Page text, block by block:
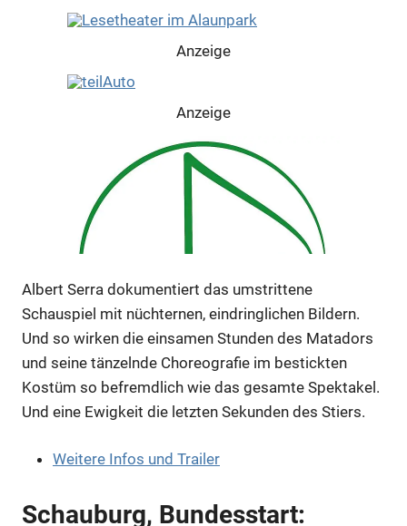
Anzeige
Anzeige
Anzeige
Albert Serra dokumentiert das umstrittene
Schauspiel mit nüchternen, eindringlichen Bildern.
Und so wirken die einsamen Stunden des Matadors
und seine tänzelnde Choreografie im bestickten
Kostüm so befremdlich wie das gesamte Spektakel.
Und eine Ewigkeit die letzten Sekunden des Stiers.
Weitere Infos und Trailer
Schauburg, Bundesstart: